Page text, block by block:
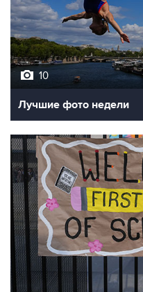
10
Лучшие фото недели